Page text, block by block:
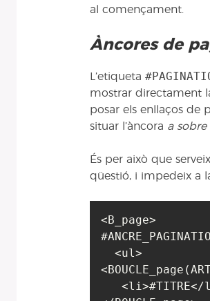
al començament.
Àncores de
L’etiqueta
mostrar directament
posar els enllaços de
situar l’àncora a sobre
És per això que
qüestió, i impedeix a
<B_page>